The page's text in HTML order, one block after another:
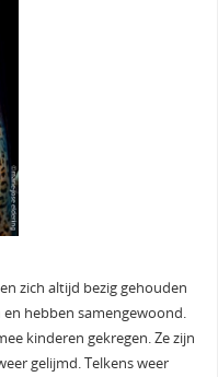
zich altijd bezig gehouden
hebben samengewoond.
kinderen gekregen. Ze zijn
gelijmd. Telkens weer